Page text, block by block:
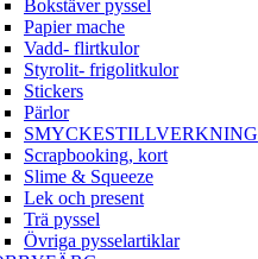
Bokstäver pyssel
Papier mache
Vadd- flirtkulor
Styrolit- frigolitkulor
Stickers
Pärlor
SMYCKESTILLVERKNING
Scrapbooking, kort
Slime & Squeeze
Lek och present
Trä pyssel
Övriga pysselartiklar